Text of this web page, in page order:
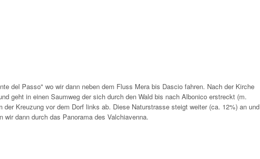
del Passo" wo wir dann neben dem Fluss Mera bis Dascio fahren. Nach der Kirche
geht in einen Saumweg der sich durch den Wald bis nach Albonico erstreckt (m.
der Kreuzung vor dem Dorf links ab. Diese Naturstrasse steigt weiter (ca. 12%) an und
dann durch das Panorama des Valchiavenna.